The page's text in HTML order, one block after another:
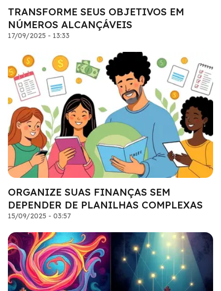
TRANSFORME SEUS OBJETIVOS EM
NÚMEROS ALCANÇÁVEIS
17/09/2025 - 13:33
ORGANIZE SUAS FINANÇAS SEM
DEPENDER DE PLANILHAS COMPLEXAS
15/09/2025 - 03:57